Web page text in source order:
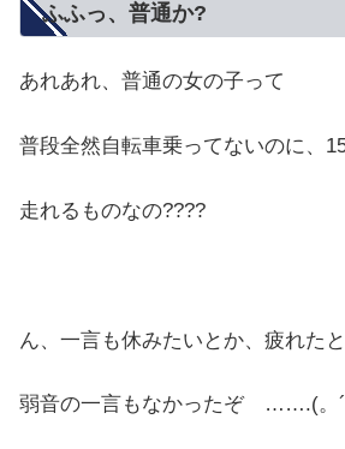
ふふっ、普通か?
あれあれ、普通の女の子って
普段全然自転車乗ってないのに、
走れるものなの????
ん、一言も休みたいとか、疲れた
弱音の一言もなかったぞ …….(。